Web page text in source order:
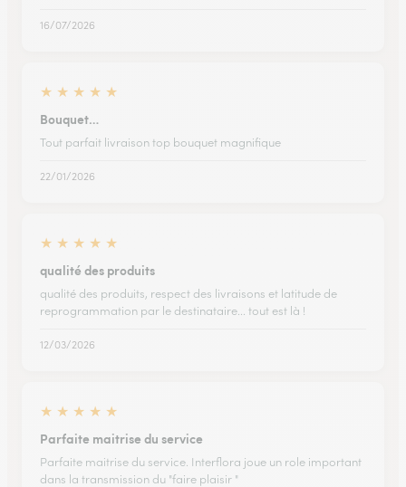
16/07/2026
★ ★ ★ ★ ★
Bouquet…
Tout parfait livraison top bouquet magnifique
22/01/2026
★ ★ ★ ★ ★
qualité des produits
qualité des produits, respect des livraisons et latitude de
reprogrammation par le destinataire... tout est là !
12/03/2026
★ ★ ★ ★ ★
Parfaite maitrise du service
Parfaite maitrise du service. Interflora joue un role important
dans la transmission du "faire plaisir "